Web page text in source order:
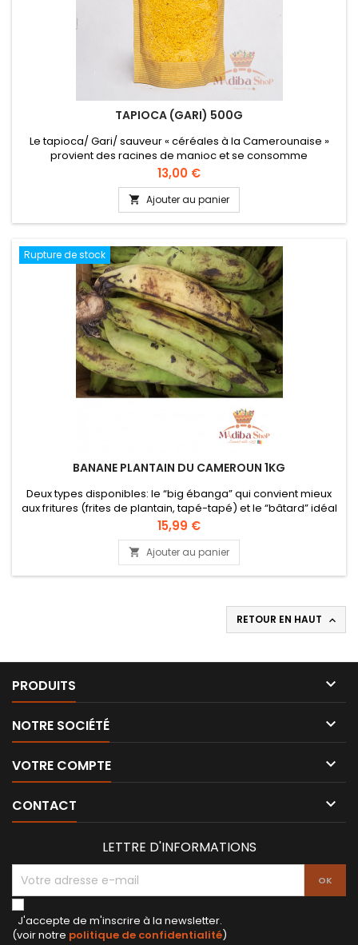
TAPIOCA (GARI) 500G
Le tapioca/ Gari/ sauveur « céréales à la Camerounaise »
provient des racines de manioc et se consomme
généralement avec du sucre, du lait et des cacahuètes.
C'est un aliment très riche en fibres alimentaires. Vous
pouvez retrouver l'ensemble "tapioca, cacahuètes + lait" via
notre pack "Garinuts".
Prix
13,00 €
 Ajouter au panier
Rupture de stock
BANANE PLANTAIN DU CAMEROUN 1KG
Deux types disponibles: le “big ébanga” qui convient mieux
aux fritures (frites de plantain, tapé-tapé) et le “bâtard” idéal
pour une cuisson à la vapeur. Les semences proviennent de
l’IRAD*** de Njombé au Cameroun. Elles sont ensuite mises
en terre à Pouma et cultivées à l’aide de compost (engrais
naturel). 4 bonnes raisons de consommer du plantain:...
Prix
15,99 €
 Ajouter au panier
RETOUR EN HAUT 
PRODUITS 
NOTRE SOCIÉTÉ 
VOTRE COMPTE 
CONTACT 
LETTRE D'INFORMATIONS
J'accepte de m'inscrire à la newsletter.
(voir notre politique de confidentialité)